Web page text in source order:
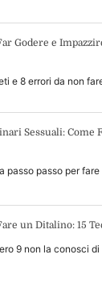
Godere e
e 8 errori da non
Sessuali: Come
passo passo per
un Ditalino: 15
9 non la conosci